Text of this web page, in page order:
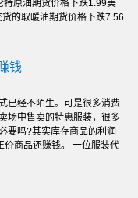
原油期货价格下跌1.99美
的取暖油期货价格下跌7.56
钱
已经不陌生。可是很多消费
场中售卖的特惠服装，很多
要吗?其实库存商品的利润
价商品还赚钱。 一位服装代